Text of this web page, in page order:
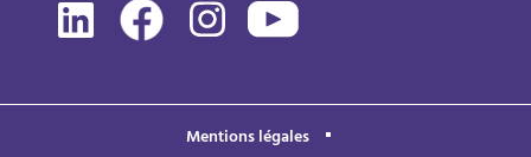
Mentions légales